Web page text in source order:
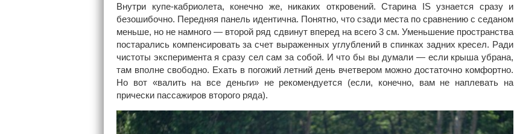
Внутри купе-кабриолета, конечно же, никаких откровений. Старина IS узнается сразу и
безошибочно. Передняя панель идентична. Понятно, что сзади места по сравнению с седаном
меньше, но не намного — второй ряд сдвинут вперед на всего 3 см. Уменьшение пространства
постарались компенсировать за счет выраженных углублений в спинках задних кресел. Ради
чистоты эксперимента я сразу сел сам за собой. И что бы вы думали — если крыша убрана,
там вполне свободно. Ехать в погожий летний день вчетвером можно достаточно комфортно.
Но вот «валить на все деньги» не рекомендуется (если, конечно, вам не наплевать на
прически пассажиров второго ряда).